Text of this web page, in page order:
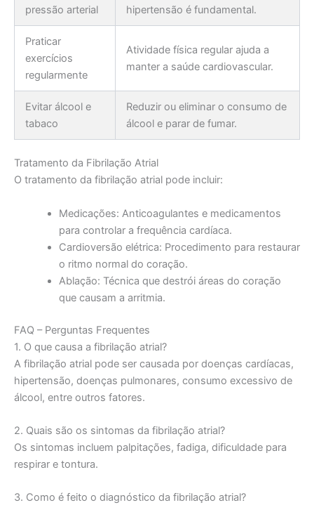
pressão arterial
hipertensão é fundamental.
Praticar
exercícios
regularmente
Atividade física regular ajuda a
manter a saúde cardiovascular.
Evitar álcool e
tabaco
Reduzir ou eliminar o consumo de
álcool e parar de fumar.
Tratamento da Fibrilação Atrial
O tratamento da fibrilação atrial pode incluir:
Medicações: Anticoagulantes e medicamentos
para controlar a frequência cardíaca.
Cardioversão elétrica: Procedimento para restaurar
o ritmo normal do coração.
Ablação: Técnica que destrói áreas do coração
que causam a arritmia.
FAQ – Perguntas Frequentes
1. O que causa a fibrilação atrial?
A fibrilação atrial pode ser causada por doenças cardíacas,
hipertensão, doenças pulmonares, consumo excessivo de
álcool, entre outros fatores.
2. Quais são os sintomas da fibrilação atrial?
Os sintomas incluem palpitações, fadiga, dificuldade para
respirar e tontura.
3. Como é feito o diagnóstico da fibrilação atrial?